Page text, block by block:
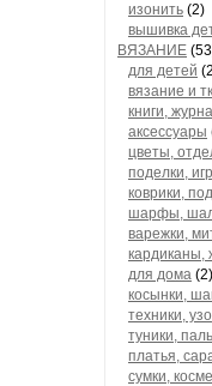
изонить (2)
вышивка
ВЯЗАНИЕ
для детей
вязание и
книги,
аксессуары
цветы,
поделки,
коврики,
шарфы,
варежки,
кардиканы,
для дома (2)
косынки,
техники,
туники,
платья,
сумки,